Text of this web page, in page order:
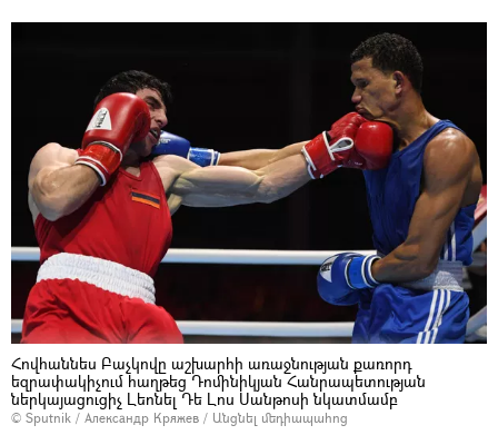
Հովհաննես Բաչկովը աշխարհի առաջնության քառորդ
եզրափակիչում հաղթեց Դոմինիկյան Հանրապետության
ներկայացուցիչ Լեոնել Դե Լոս Սանթոսի նկատմամբ
© Sputnik / Александр Кряжев / Անցնել մեդիապահոց